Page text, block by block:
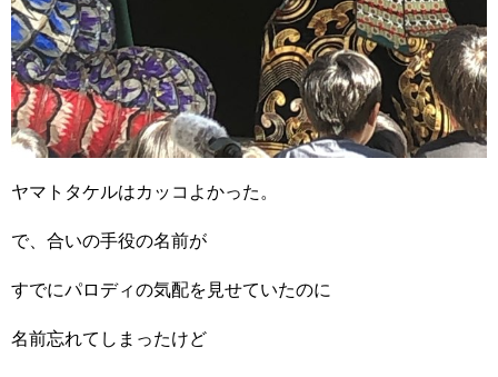
ヤマトタケルはカッコよかった。
で、合いの手役の名前が
すでにパロディの気配を見せていたのに
名前忘れてしまったけど